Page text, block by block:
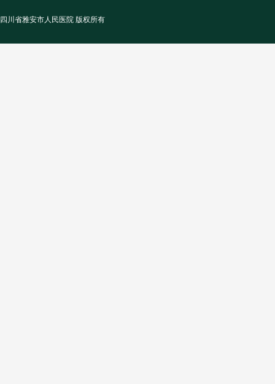
四川省雅安市人民医院 版权所有